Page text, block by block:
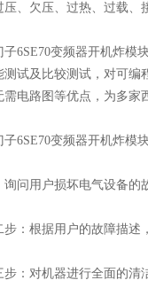
、欠压、过热、过载、
变频器开机炸模块
测试及比较测试，对可编
需电路图等优点，为多家
变频器开机炸模块
用户损坏电气设备的故
根据用户的故障描述，
对机器进行全面的清洁